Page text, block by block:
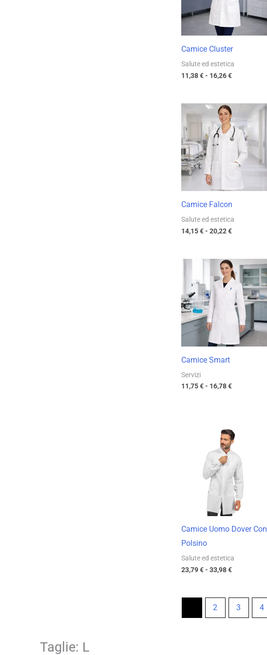
Camice Cluster
Salute ed estetica
11,38€- 16,26€
16,26 €
Camice Falcon
Salute ed estetica
14,15€- 20,22€
di
prezzo:
da
14,15 €
20,22 €
Camice Smart
Servizi
11,75€- 16,78€
Fascia
di
prezzo:
da
11,75 €
a
16,78 €
Camice Uomo Dover Con
Polsino
Salute ed estetica
23,79€- 33,98€
Fascia
di
prezzo:
da
23,79 €
a
33,98 €
2 3 4
Taglie: L